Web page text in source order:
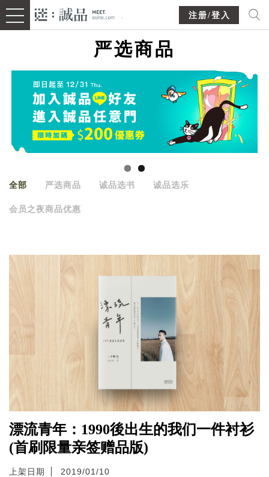
注册/登入
严选商品
全部 严选商品 诚品选书 诚品选乐
会员之夜商品优惠
漂流青年：1990後出生的我们一件衬衫
(首刷限量亲签赠品版)
上架日期 2019/01/10